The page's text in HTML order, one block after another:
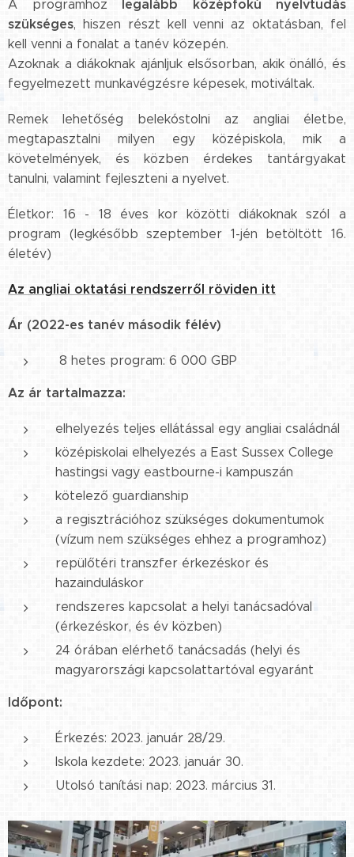
A programhoz
legalább középfokú nyelvtudás
szükséges, hiszen részt kell venni az oktatásban, fel
kell venni a fonalat a tanév közepén.
Azoknak a diákoknak ajánljuk elsősorban, akik önálló, és
fegyelmezett munkavégzésre képesek, motiváltak.
Remek lehetőség belekóstolni az angliai életbe,
megtapasztalni milyen egy középiskola, mik a
követelmények, és közben érdekes tantárgyakat
tanulni, valamint fejleszteni a nyelvet.
Életkor: 16 - 18 éves kor közötti diákoknak szól a
program (legkésőbb szeptember 1-jén betöltött 16.
életév)
Az angliai oktatási rendszerről röviden itt
Ár (2022-es tanév második félév)
8 hetes program: 6 000 GBP
Az ár tartalmazza:
elhelyezés teljes ellátással egy angliai családnál
középiskolai elhelyezés a East Sussex College
hastingsi vagy eastbourne-i kampuszán
kötelező guardianship
a regisztrációhoz szükséges dokumentumok
(vízum nem szükséges ehhez a programhoz)
repülőtéri transzfer érkezéskor és
hazainduláskor
rendszeres kapcsolat a helyi tanácsadóval
(érkezéskor, és év közben)
24 órában elérhető tanácsadás (helyi és
magyarországi kapcsolattartóval egyaránt
Időpont:
Érkezés: 2023. január 28/29.
Iskola kezdete: 2023. január 30.
Utolsó tanítási nap: 2023. március 31.